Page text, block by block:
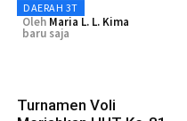
DAERAH 3T
Oleh Maria L. L. Kima
baru saja
Turnamen Voli